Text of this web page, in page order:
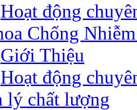
Hoạt động
Chống
Giới Thiệu
Hoạt động
lý chất lượng